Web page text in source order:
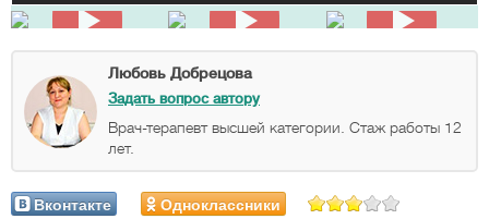
Любовь Добрецова
Задать вопрос автору
Врач-терапевт высшей категории. Стаж работы 12
лет.
Вконтакте Одноклассники